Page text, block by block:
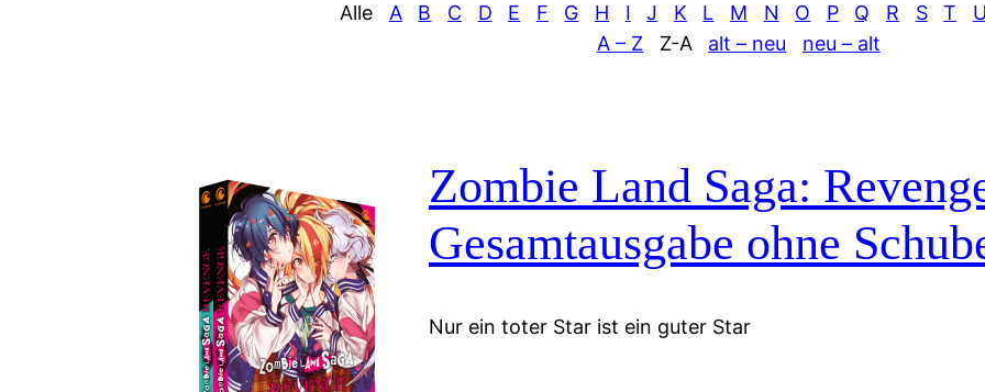
Alle A B C D E F G H I J K L M N O P Q R S T
A – Z
Z-A alt – neu neu – alt
Zombie Land Saga:
Gesamtausgabe ohne
Nur ein toter Star ist ein guter Star